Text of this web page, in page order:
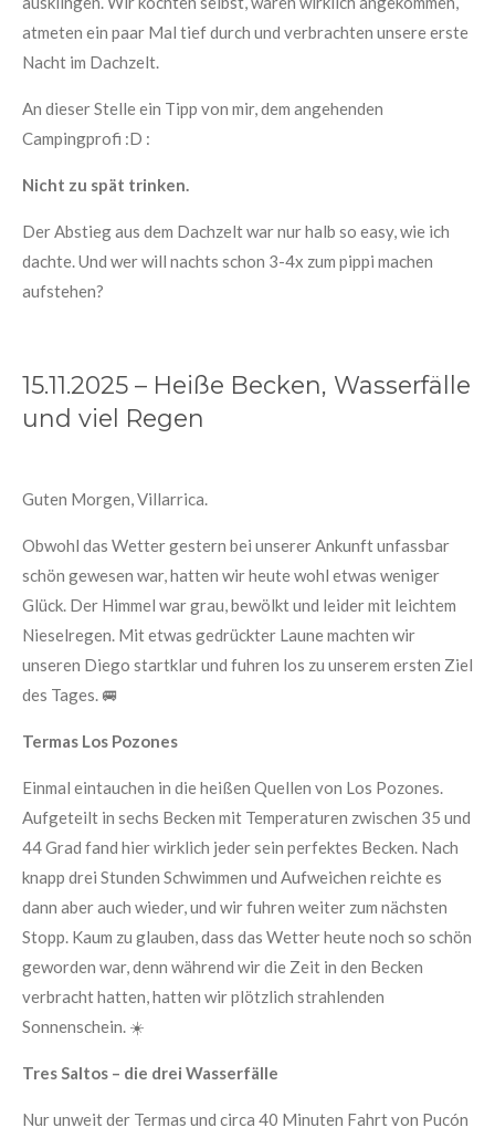
atmeten ein paar Mal tief durch und verbrachten unsere erste
Nacht im Dachzelt.
An dieser Stelle ein Tipp von mir, dem angehenden
Campingprofi :D :
Nicht zu spät trinken.
Der Abstieg aus dem Dachzelt war nur halb so easy, wie ich
dachte. Und wer will nachts schon 3-4x zum pippi machen
aufstehen?
15.11.2025 – Heiße Becken, Wasserfälle
und viel Regen
Guten Morgen, Villarrica.
Obwohl das Wetter gestern bei unserer Ankunft unfassbar
schön gewesen war, hatten wir heute wohl etwas weniger
Glück. Der Himmel war grau, bewölkt und leider mit leichtem
Nieselregen. Mit etwas gedrückter Laune machten wir
unseren Diego startklar und fuhren los zu unserem ersten Ziel
des Tages. 🚐
Termas Los Pozones
Einmal eintauchen in die heißen Quellen von Los Pozones.
Aufgeteilt in sechs Becken mit Temperaturen zwischen 35 und
44 Grad fand hier wirklich jeder sein perfektes Becken. Nach
knapp drei Stunden Schwimmen und Aufweichen reichte es
dann aber auch wieder, und wir fuhren weiter zum nächsten
Stopp. Kaum zu glauben, dass das Wetter heute noch so schön
geworden war, denn während wir die Zeit in den Becken
verbracht hatten, hatten wir plötzlich strahlenden
Sonnenschein. ☀️
Tres Saltos – die drei Wasserfälle
Nur unweit der Termas und circa 40 Minuten Fahrt von Pucón